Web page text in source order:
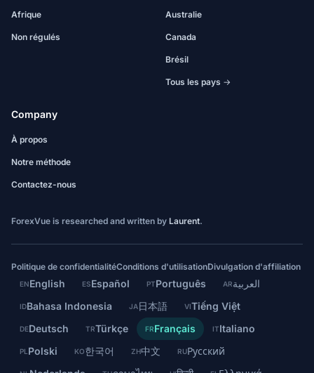
Afrique
Non régulés
Australie
Canada
Brésil
Tous les pays →
Company
À propos
Notre méthode
Contactez-nous
ForexVue is researched and written by Laurent.
Politique de confidentialitéConditions d'utilisationDivulgation d'affiliation
ENEnglish ESEspañol PTPortuguês ARالعربية
IDBahasa Indonesia JA日本語 VITiếng Việt
DEDeutsch TRTürkçe FRFrançais ITItaliano
PL Polski KO한국어 ZH中文 RUРусский